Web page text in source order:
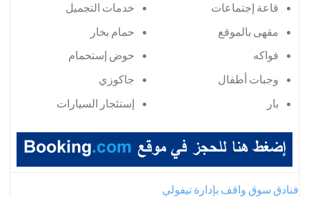
قاعة إجتماعات
مقهى بالموقع
فواكه
وجبات أطفال
بار
خدمات التجميل
حمام بخار
حوض إستحمام
جاكوزي
إستئجار السيارات
فنادق سوق واقف بإدارة تيفولي